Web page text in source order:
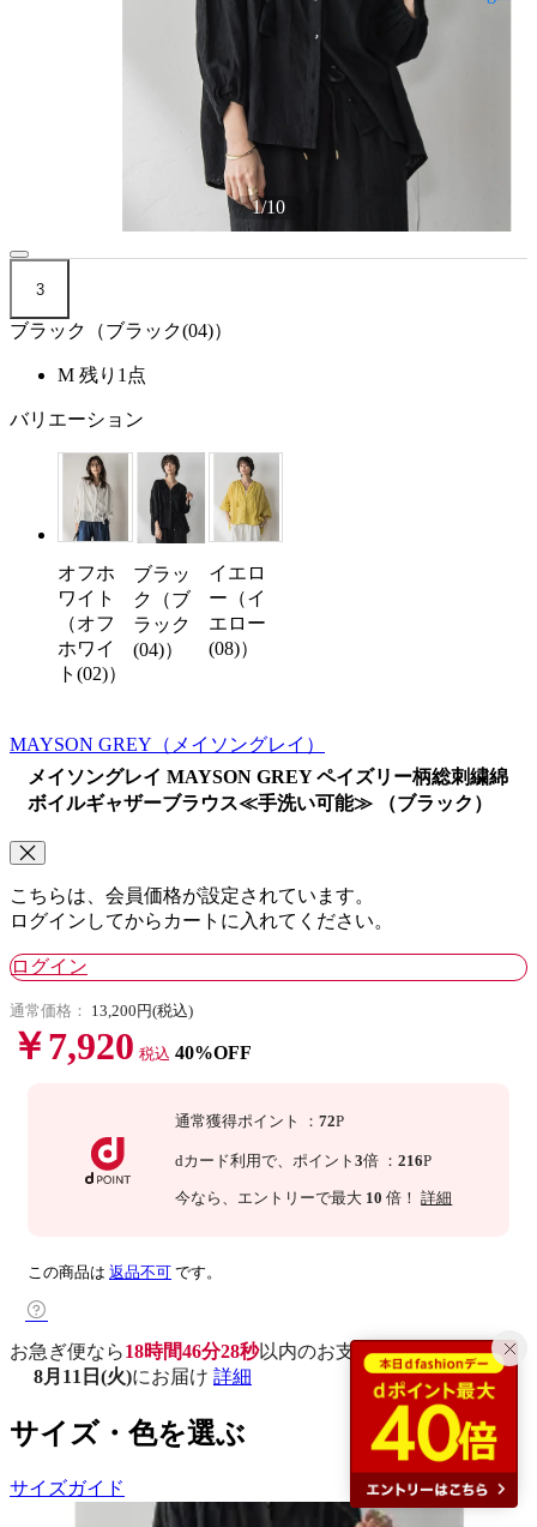
1/10
3
ブラック（ブラック(04)）
M 残り1点
バリエーション
オフホ
ワイト
（オフ
ホワイ
ト(02)）
ブラッ
ク（ブ
ラック
(04)）
イエロ
ー（イ
エロー
(08)）
MAYSON GREY （メイソングレイ）
メイソングレイ MAYSON GREY ペイズリー柄総刺繍綿
ボイルギャザーブラウス≪手洗い可能≫ （ブラック）
こちらは、会員価格が設定されています。
ログインしてからカートに入れてください。
ログイン
通常価格： 13,200円(税込)
￥7,920 税込 40%OFF
通常獲得ポイント ：72P
dカード利用で、ポイント3倍 ：216P
今なら 、エントリーで最大 10 倍！詳細
この商品は 返品不可 です。
お急ぎ便なら18時間46分27秒以内のお支払いで
8月11日(火)にお届け 詳細
サイズ・色を選ぶ
サイズガイド